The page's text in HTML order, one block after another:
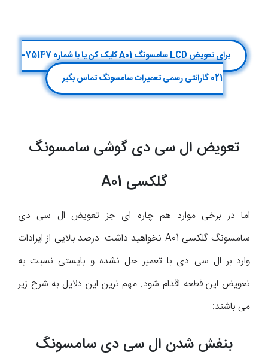
برای تعویض LCD سامسونگ A01 کلیک کن یا با شماره 75147-
021 گارانتی رسمی تعمیرات سامسونگ تماس بگیر
تعویض ال سی دی گوشی سامسونگ
گلکسی A01
اما در برخی موارد هم چاره ای جز تعویض ال سی دی
سامسونگ گلکسی A01 نخواهید داشت. درصد بالایی از ایرادات
وارد بر ال سی دی با تعمیر حل نشده و بایستی نسبت به
تعویض این قطعه اقدام شود. مهم ترین این دلایل به شرح زیر
می باشند:
بنفش شدن ال سی دی سامسونگ